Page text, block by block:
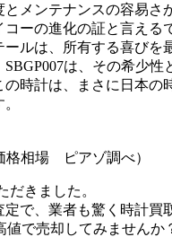
メンテナンスの容易
ーの進化の証と言える
ルは、所有する喜び
は、その希少
時計は、まさに日本
格相場 ピアゾ調べ）
だきました。
で、業者も驚く時計買
値で売却してみませんか